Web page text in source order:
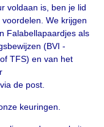
voldaan is, ben je lid
We krijgen
Falabellapaardjes als
(BVI -
TFS) en van het
de post.
keuringen.